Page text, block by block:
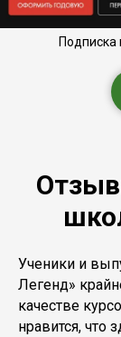
Подписка
Ученики и
Легенд»
качестве
нравится, что